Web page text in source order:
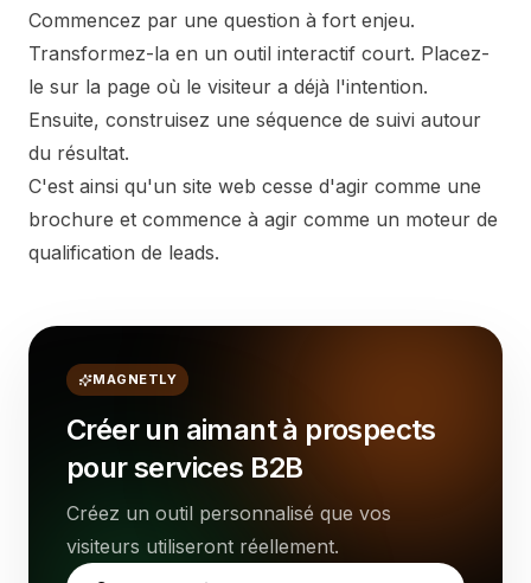
Commencez par une question à fort enjeu.
Transformez-la en un outil interactif court. Placez-
le sur la page où le visiteur a déjà l'intention.
Ensuite, construisez une séquence de suivi autour
du résultat.
C'est ainsi qu'un site web cesse d'agir comme une
brochure et commence à agir comme un moteur de
qualification de leads.
MAGNETLY
Créer un aimant à prospects
pour services B2B
Créez un outil personnalisé que vos
visiteurs utiliseront réellement.